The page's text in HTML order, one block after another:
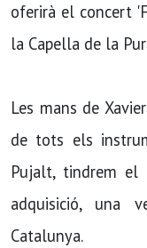
oferirà el concert
la Capella de la
Les mans de
de tots els
Pujalt, tindrem el
adquisició, una
Catalunya.